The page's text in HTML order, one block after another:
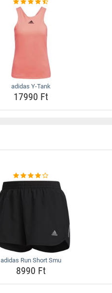
adidas Y-Tank
17990 Ft
adidas Run Short Smu
8990 Ft